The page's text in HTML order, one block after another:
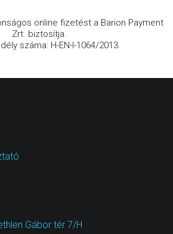
online fizetést a Barion Payment
Zrt. biztosítja.
száma: H-EN-I-1064/2013.
Gábor tér 7/H